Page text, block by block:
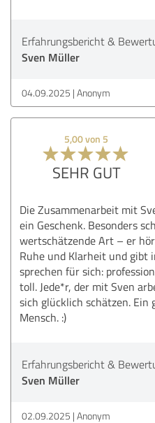
Erfahrungsbericht &
Sven Müller
04.09.2025 Anonym
5,00 von 5
SEHR GUT
Die Zusammenarbeit mit
ein Geschenk. Besonders
wertschätzende Art – er
Ruhe und Klarheit und gibt
sprechen für sich:
toll. Jede*r, der mit Sven
sich glücklich schätzen.
Mensch. :)
Erfahrungsbericht &
Sven Müller
02.09.2025 Anonym